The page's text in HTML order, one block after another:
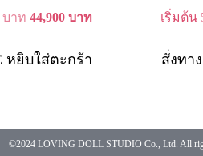
บาท Original
was:
44,900บาทCurrent
หยิบใส่ตะกร้า
เริ่มต้น
สั่งทา
©2024 LOVING DOLL STUDIO Co., Ltd. All